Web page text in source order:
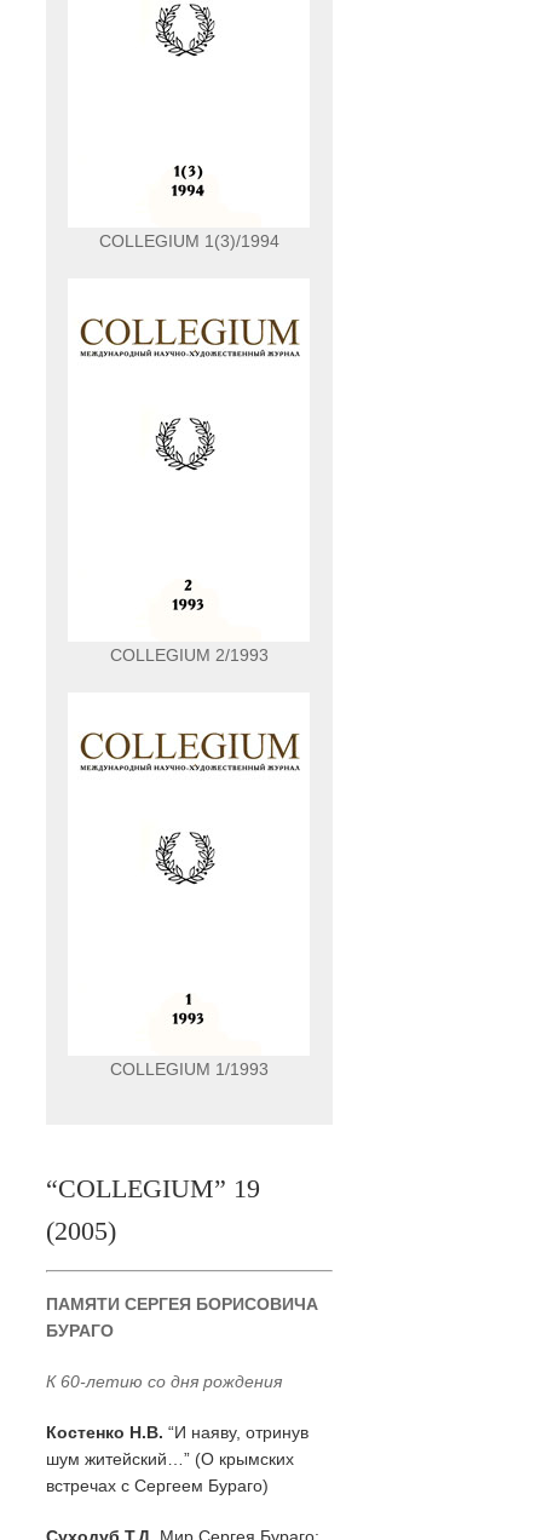
COLLEGIUM 1(3)/1994
COLLEGIUM 2/1993
COLLEGIUM 1/1993
“COLLEGIUM” 19
(2005)
ПАМЯТИ СЕРГЕЯ БОРИСОВИЧА
БУРАГО
К 60-летию со дня рождения
Костенко Н.В. “И наяву, отринув
шум житейский…” (О крымских
встречах с Сергеем Бураго)
Суходуб Т.Д. Мир Сергея Бураго: